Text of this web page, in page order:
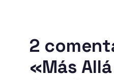
2
«Más